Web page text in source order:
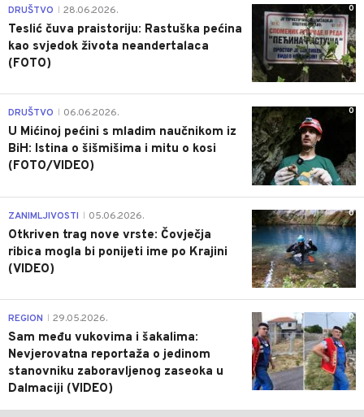
0
DRUŠTVO 28.06.2026.
Teslić čuva praistoriju: Rastuška pećina
kao svjedok života neandertalaca
(FOTO)
0
DRUŠTVO 06.06.2026.
U Mićinoj pećini s mladim naučnikom iz
BiH: Istina o šišmišima i mitu o kosi
(FOTO/VIDEO)
0
ZANIMLJIVOSTI 05.06.2026.
Otkriven trag nove vrste: Čovječja
ribica mogla bi ponijeti ime po Krajini
(VIDEO)
0
REGION 29.05.2026.
Sam među vukovima i šakalima:
Nevjerovatna reportaža o jedinom
stanovniku zaboravljenog zaseoka u
Dalmaciji (VIDEO)